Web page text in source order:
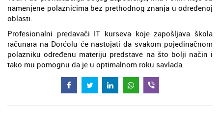
namenjene polaznicima bez prethodnog znanja u određenoj
oblasti.
Profesionalni predavači IT kurseva koje zapošljava škola
računara na Dorćolu će nastojati da svakom pojedinačnom
polazniku određenu materiju predstave na što bolji način i
tako mu pomognu da je u optimalnom roku savlada.